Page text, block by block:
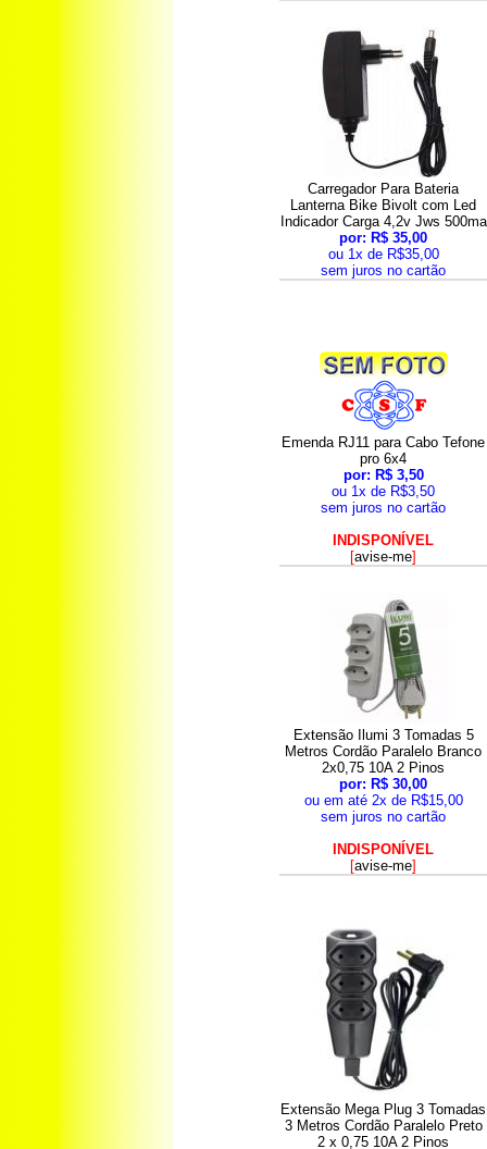
Carregador Para Bateria
Lanterna Bike Bivolt com Led
Indicador Carga 4,2v Jws 500ma
por: R$ 35,00
ou 1x de R$35,00
sem juros no cartão
Emenda RJ11 para Cabo Tefone
pro 6x4
por: R$ 3,50
ou 1x de R$3,50
sem juros no cartão
INDISPONÍVEL
[avise-me]
Extensão Ilumi 3 Tomadas 5
Metros Cordão Paralelo Branco
2x0,75 10A 2 Pinos
por: R$ 30,00
ou em até 2x de R$15,00
sem juros no cartão
INDISPONÍVEL
[avise-me]
Extensão Mega Plug 3 Tomadas
3 Metros Cordão Paralelo Preto
2 x 0,75 10A 2 Pinos